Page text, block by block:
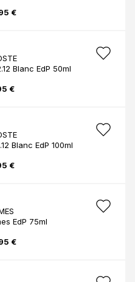
€
Blanc EdP 50ml
€
Blanc EdP 100ml
€
EdP 75ml
€